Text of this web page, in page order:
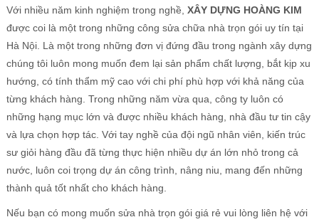
Với nhiều năm kinh nghiệm trong nghề, XÂY DỰNG HOÀNG KIM
được coi là một trong những công sửa chữa nhà trọn gói uy tín tại
Hà Nội. Là một trong những đơn vị đứng đầu trong ngành xây dựng
chúng tôi luôn mong muốn đem lại sản phẩm chất lượng, bắt kịp xu
hướng, có tính thẩm mỹ cao với chi phí phù hợp với khả năng của
từng khách hàng. Trong những năm vừa qua, công ty luôn có
những hạng mục lớn và được nhiều khách hàng, nhà đầu tư tin cậy
và lựa chọn hợp tác. Với tay nghề của đội ngũ nhân viên, kiến trúc
sư giỏi hàng đầu đã từng thực hiện nhiều dự án lớn nhỏ trong cả
nước, luôn coi trọng dự án công trình, nâng niu, mang đến những
thành quả tốt nhất cho khách hàng.
Nếu bạn có mong muốn sửa nhà trọn gói giá rẻ vui lòng liên hệ với